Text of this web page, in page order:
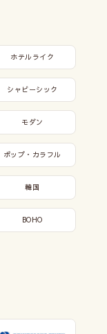
ホテルライク
シャビーシック
モダン
ポップ・カラフル
韓国
BOHO